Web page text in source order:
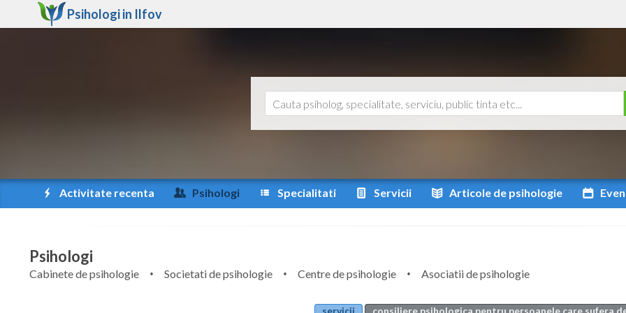
Psihologi in Ilfov
Activitate recenta Psihologi Specialitati Servicii Articole de psihologie
Psihologi
Cabinete de psihologie Societati de psihologie Centre de psihologie
Asociatii de psihologie
servicii
consiliere psihologica pentru persoanele care sufera